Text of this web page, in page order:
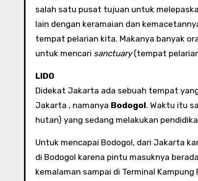
salah satu pusat tujuan untuk
lain dengan keramaian dan
tempat pelarian kita. Makanya banyak
untuk mencari sanctuary(tempat
LIDO
Didekat Jakarta ada sebuah tempat
Jakarta , namanya Bodogol. Waktu itu
hutan) yang sedang melakukan
Untuk mencapai Bodogol, dari Jakarta
di Bodogol karena pintu masuknya
kemalaman sampai di Terminal